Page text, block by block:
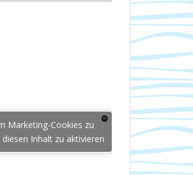
Marketing-Cookies zu
Inhalt zu aktivieren